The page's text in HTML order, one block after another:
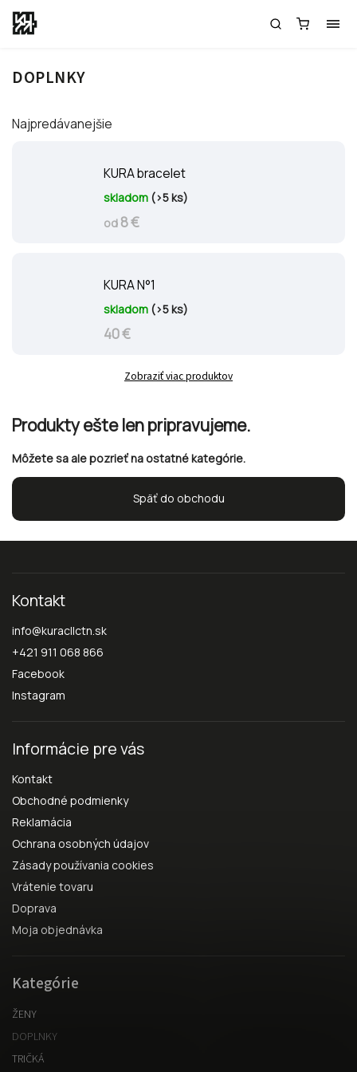
DOPLNKY
Najpredávanejšie
KURA bracelet
skladom (>5 ks)
od 8 €
KURA N°1
skladom (>5 ks)
40 €
Zobraziť viac produktov
Produkty ešte len pripravujeme.
Môžete sa ale pozrieť na ostatné kategórie.
Späť do obchodu
Kontakt
info@kuracllctn.sk
+421 911 068 866
Facebook
Instagram
Informácie pre vás
Kontakt
Obchodné podmienky
Reklamácia
Ochrana osobných údajov
Zásady používania cookies
Vrátenie tovaru
Doprava
Moja objednávka
Kategórie
ŽENY
DOPLNKY
TRIČKÁ